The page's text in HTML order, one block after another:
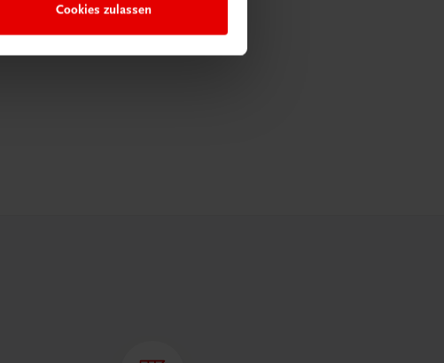
Cookies zulassen